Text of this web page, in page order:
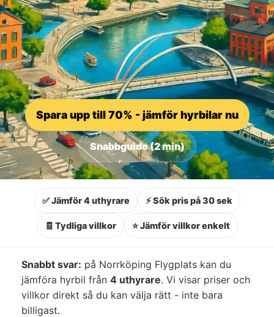
Spara upp till 70% - jämför hyrbilar nu
Snabbguide (2 min)
✅ Jämför 4 uthyrare ⚡ Sök pris på 30 sek
🧾 Tydliga villkor ⭐ Jämför villkor enkelt
Snabbt svar: på Norrköping Flygplats kan du
jämföra hyrbil från 4 uthyrare. Vi visar priser och
villkor direkt så du kan välja rätt - inte bara
billigast.